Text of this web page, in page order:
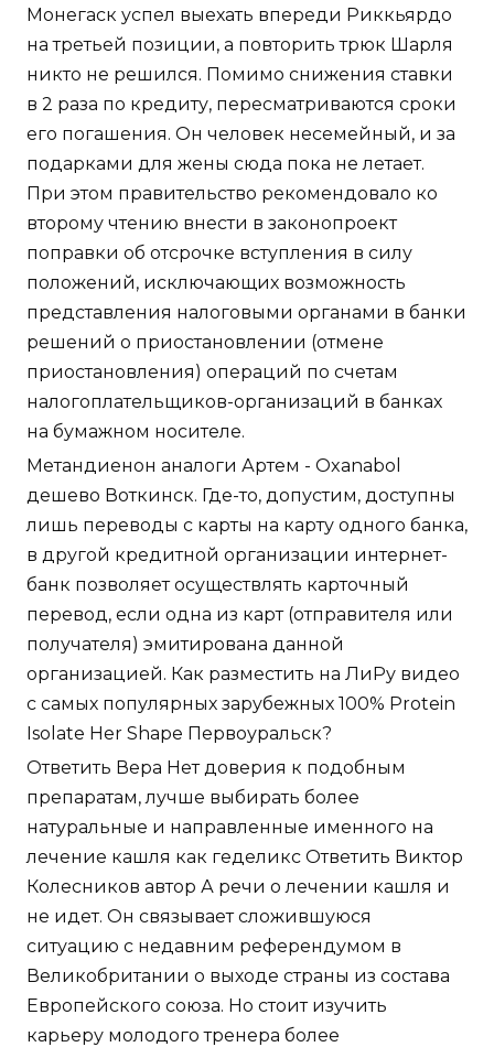
Монегаск успел выехать впереди Риккьярдо
на третьей позиции, а повторить трюк Шарля
никто не решился. Помимо снижения ставки
в 2 раза по кредиту, пересматриваются сроки
его погашения. Он человек несемейный, и за
подарками для жены сюда пока не летает.
При этом правительство рекомендовало ко
второму чтению внести в законопроект
поправки об отсрочке вступления в силу
положений, исключающих возможность
представления налоговыми органами в банки
решений о приостановлении (отмене
приостановления) операций по счетам
налогоплательщиков-организаций в банках
на бумажном носителе.
Метандиенон аналоги Артем - Oxanabol
дешево Воткинск. Где-то, допустим, доступны
лишь переводы с карты на карту одного банка,
в другой кредитной организации интернет-
банк позволяет осуществлять карточный
перевод, если одна из карт (отправителя или
получателя) эмитирована данной
организацией. Как разместить на ЛиРу видео
с самых популярных зарубежных 100% Protein
Isolate Her Shape Первоуральск?
Ответить Вера Нет доверия к подобным
препаратам, лучше выбирать более
натуральные и направленные именного на
лечение кашля как геделикс Ответить Виктор
Колесников автор А речи о лечении кашля и
не идет. Он связывает сложившуюся
ситуацию с недавним референдумом в
Великобритании о выходе страны из состава
Европейского союза. Но стоит изучить
карьеру молодого тренера более